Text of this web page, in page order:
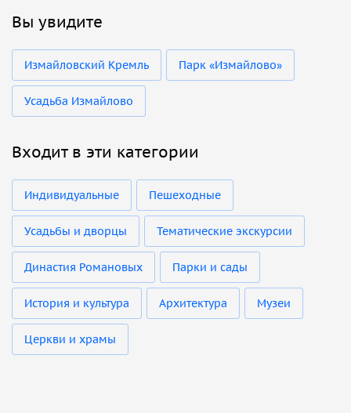
Вы увидите
Измайловский Кремль Парк «Измайлово»
Усадьба Измайлово
Входит в эти категории
Индивидуальные Пешеходные
Усадьбы и дворцы Тематические экскурсии
Династия Романовых Парки и сады
История и культура Архитектура Музеи
Церкви и храмы